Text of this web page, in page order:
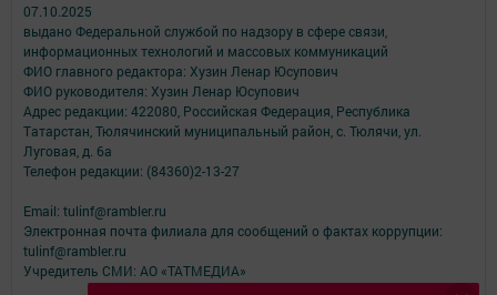
07.10.2025
выдано Федеральной службой по надзору в сфере связи,
информационных технологий и массовых коммуникаций
ФИО главного редактора: Хузин Ленар Юсупович
ФИО руководителя: Хузин Ленар Юсупович
Адрес редакции: 422080, Российская Федерация, Республика
Татарстан, Тюлячинский муниципальный район, с. Тюлячи, ул.
Луговая, д. 6а
Телефон редакции: (84360)2-⁠13-⁠27
Email: tulinf@rambler.ru
Электронная почта филиала для сообщений о фактах коррупции:
tulinf@rambler.ru
Учредитель СМИ: АО «ТАТМЕДИА»